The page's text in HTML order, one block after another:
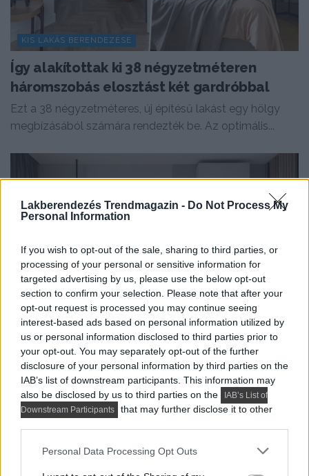
Lakberendezés Trendmagazin - Do Not Process My
Personal Information
If you wish to opt-out of the sale, sharing to third parties, or
processing of your personal or sensitive information for
targeted advertising by us, please use the below opt-out
section to confirm your selection. Please note that after your
opt-out request is processed you may continue seeing
interest-based ads based on personal information utilized by
us or personal information disclosed to third parties prior to
your opt-out. You may separately opt-out of the further
disclosure of your personal information by third parties on the
IAB’s list of downstream participants. This information may
also be disclosed by us to third parties on the
IAB’s List of
Downstream Participants
that may further disclose it to other
Please note that this website/app uses one or more Google
Personal Data Processing Opt Outs
KIS LAKÁS BERENDEZÉSE
Így alakítottak ki 38 négyzetméteren
háromszobás elosztást két gardróbbal
Ezt a 38 négyzetméteres, új építésű lakást egy hölgy
megbízásából számára rendezték be. Az optimális...
HÁZTARTÁSI GÉPEK, BERENDEZÉSEK
Milyen légkondik érhetők el a mai piacon?
Korunkban a lakóterek, irodák és közintézmények
hőmérsékletének szabályozása már az alapvető
komfort és a hatékony...